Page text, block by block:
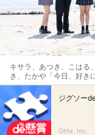
キサラ、あつき、こはる
き、たかや「今日、好き
ジグソー
Ohte, Inc.